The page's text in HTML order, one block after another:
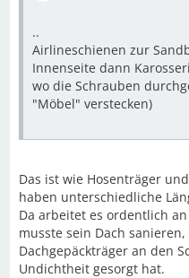
..
Airlineschienen zur
Innenseite dann
wo die Schrauben
"Möbel" verstecken)
Das ist wie Hosenträger
haben unterschiedliche
Da arbeitet es ordentlich
musste sein Dach
Dachgepäckträger an den
Undichtheit gesorgt hat.